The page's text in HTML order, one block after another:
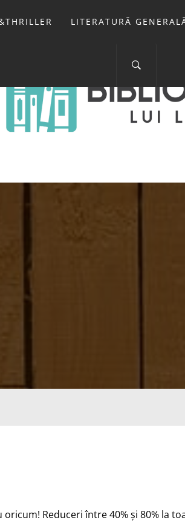
LITERATURĂ
Reduceri între 40% și 80% la